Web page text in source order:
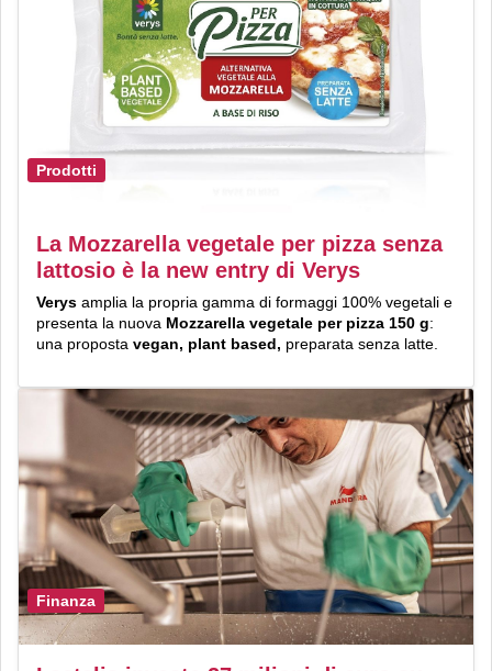
Prodotti
La Mozzarella vegetale per pizza senza
lattosio è la new entry di Verys
Verys amplia la propria gamma di formaggi 100% vegetali e
presenta la nuova Mozzarella vegetale per pizza 150 g:
una proposta vegan, plant based, preparata senza latte.
Finanza